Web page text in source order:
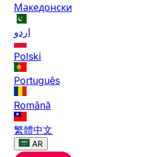
Македонски
اردو
Polski
Português
Română
繁體中文
AR